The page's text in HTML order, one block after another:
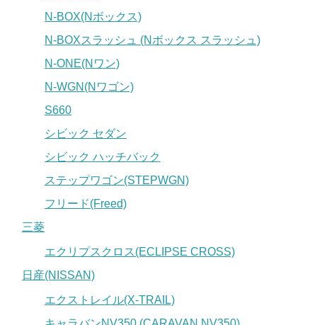
N-BOX(Nボックス)
N-BOXスラッシュ (Nボックス スラッシュ)
N-ONE(Nワン)
N-WGN(Nワゴン)
S660
シビック セダン
シビック ハッチバック
ステップワゴン(STEPWGN)
フリード(Freed)
三菱
エクリプスクロス(ECLIPSE CROSS)
日産(NISSAN)
エクストレイル(X-TRAIL)